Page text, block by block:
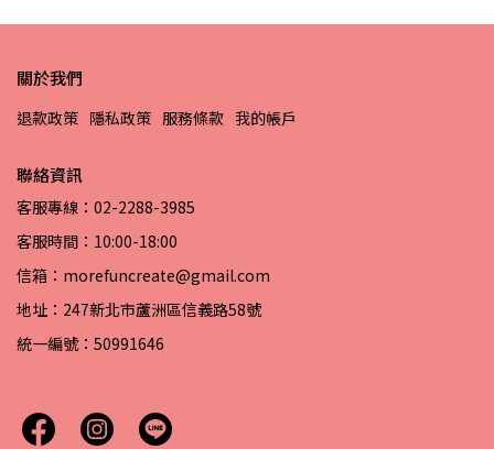
關於我們
退款政策 隱私政策 服務條款 我的帳戶
聯絡資訊
客服專線：02-2288-3985
客服時間：10:00-18:00
信箱：morefuncreate@gmail.com
地址：247新北市蘆洲區信義路58號
統一編號：50991646